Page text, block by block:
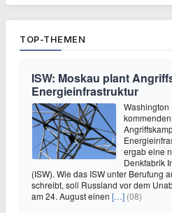
TOP-THEMEN
ISW: Moskau plant
Energieinfrastruktur
Washington
ergab eine
Denkfabrik
(ISW). Wie das ISW unter Berufung
schreibt, soll Russland vor dem
am 24. August einen […] (08)